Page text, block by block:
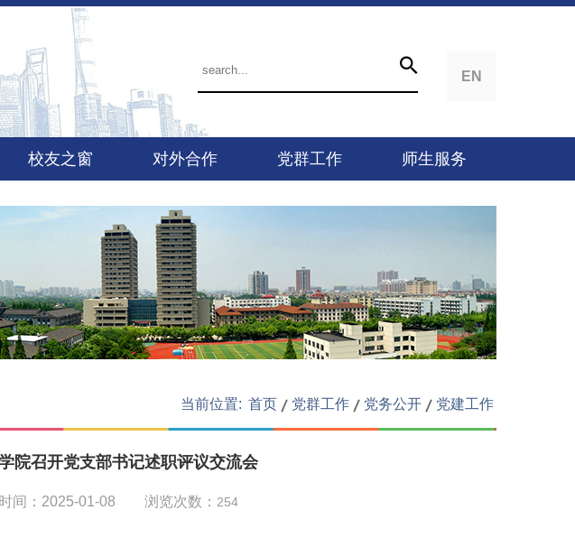
EN
校友之窗 对外合作 党群工作 师生服务
当前位置: 首页 党群工作 党务公开 党建工作
院召开党支部书记述职评议交流会
间：2025-01-08 浏览次数： 254